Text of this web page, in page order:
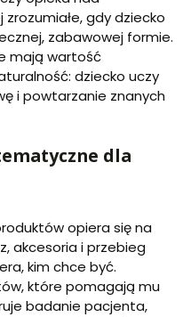
gdy dziecko
zabawowej formie.
mają wartość
dziecko uczy
i powtarzanie znanych
dla
opiera się na
akcesoria i przebieg
kim chce być.
które pomagają mu
badanie pacjenta,